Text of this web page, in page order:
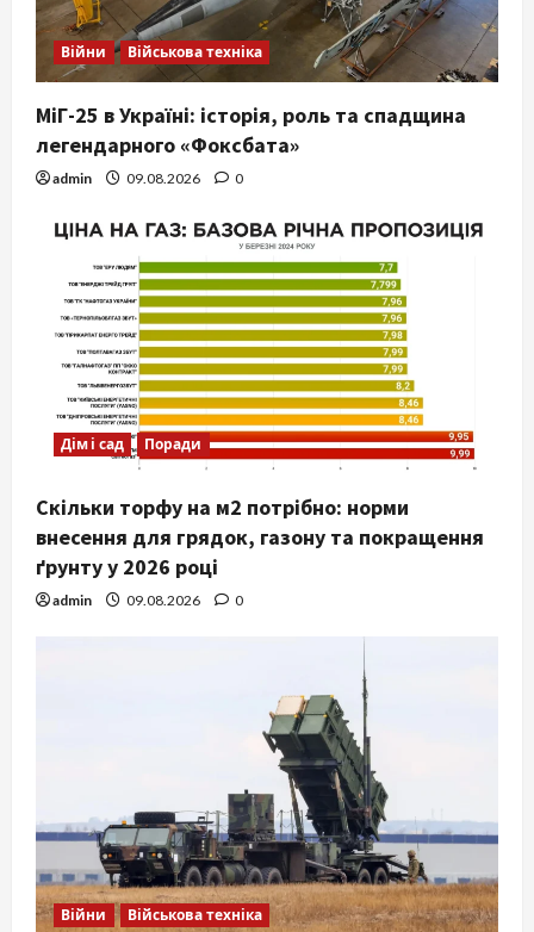
Війни Військова техніка
МіГ-25 в Україні: історія, роль та спадщина
легендарного «Фоксбата»
admin 09.08.2026 0
Дім і сад Поради
Скільки торфу на м2 потрібно: норми
внесення для грядок, газону та покращення
ґрунту у 2026 році
admin 09.08.2026 0
Війни Військова техніка